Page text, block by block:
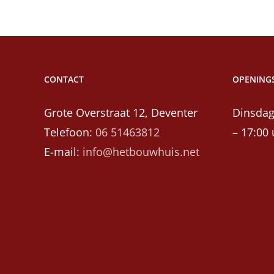
CONTACT
Grote Overstraat 12, Deventer
Telefoon: 06 51463812
E-mail: info@hetbouwhuis.net
– 17:00